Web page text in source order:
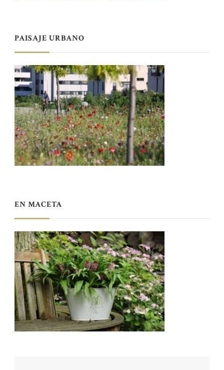
PAISAJE URBANO
EN MACETA